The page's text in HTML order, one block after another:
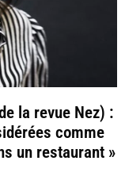
la revue Nez) :
comme
un restaurant »